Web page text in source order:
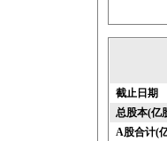
截止日期
总股本(亿
A股合计(